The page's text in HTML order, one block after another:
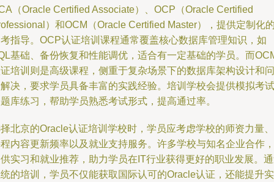
（Oracle Certified Associate）、OCP（Oracle Certified
）和OCM（Oracle Certified Master），提供定制化
指导。OCP认证培训课程通常覆盖核心数据库管理知识，如
基础、备份恢复和性能调优，适合有一定基础的学员。而
培训则是高级课程，侧重于复杂场景下的数据库架构设计和问
决，要求学员具备丰富的实践经验。培训学校会提供模拟考试
库练习，帮助学员熟悉考试形式，提高通过率。
北京的Oracle认证培训学校时，学员应考虑学校的师资力量、
内容更新频率以及就业支持服务。许多学校与知名企业合作，
实习和就业推荐，助力学员在IT行业获得更好的职业发展。
的培训，学员不仅能获取国际认可的Oracle认证，还能提升实